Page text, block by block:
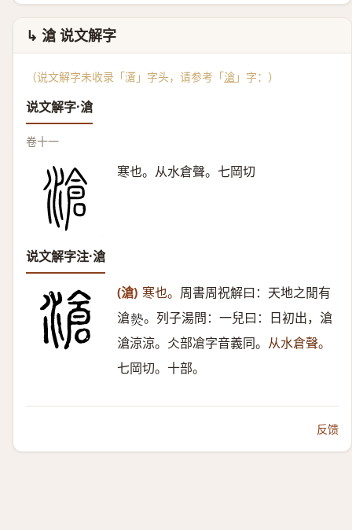
↳ 滄 说文解字
（说文解字未收录「濸」字头，请参考「滄 」字：）
说文解字·滄
卷十一
寒也。从水倉聲。七岡切
说文解字注·滄
(滄) 寒也。 周書周祝解曰：天地之閒有
滄𤍽 。列子湯問：一兒曰：日初出，滄
滄涼涼。仌部凔字音義同。 从水倉聲。
七岡切。十部。
反馈